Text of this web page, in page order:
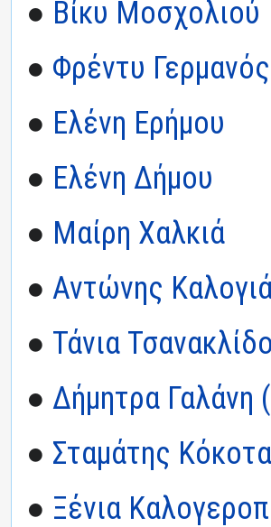
● Βίκυ Μοσχολιού
● Φρέντυ Γερμανός
● Ελένη Ερήμου
● Ελένη Δήμου
● Μαίρη Χαλκιά
● Αντώνης
● Τάνια
● Δήμητρα Γαλάνη
● Σταμάτης
● Ξένια